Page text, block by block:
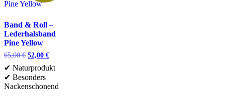
Band & Roll –
Lederhalsband
Pine Yellow
65,00€ 52,00 €
✔ Naturprodukt
✔ Besonders
Nackenschonend